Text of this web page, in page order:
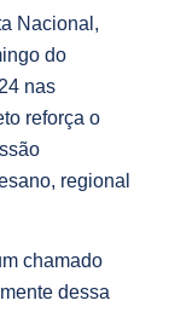
Nacional,
do
nas
reforça o
regional
chamado
dessa